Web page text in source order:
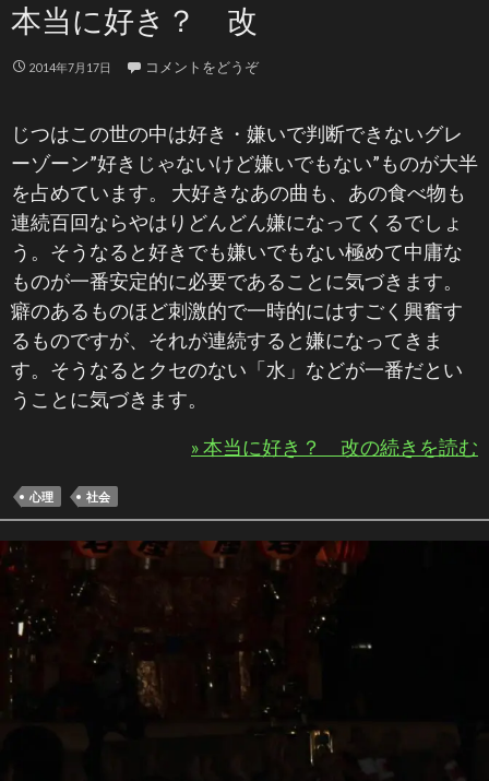
本当に好き？ 改
2014年7月17日 コメントをどうぞ
じつはこの世の中は好き・嫌いで判断できないグレ
ーゾーン”好きじゃないけど嫌いでもない”ものが大半
を占めています。 大好きなあの曲も、あの食べ物も
連続百回ならやはりどんどん嫌になってくるでしょ
う。そうなると好きでも嫌いでもない極めて中庸な
ものが一番安定的に必要であることに気づきます。
癖のあるものほど刺激的で一時的にはすごく興奮す
るものですが、それが連続すると嫌になってきま
す。そうなるとクセのない「水」などが一番だとい
うことに気づきます。
» 本当に好き？ 改の続きを読む
心理 社会